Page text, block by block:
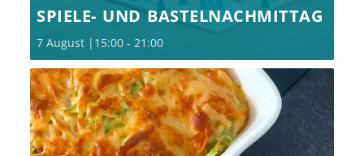
SPIELE- UND BASTELNACHMITTAG
7 August |15:00 - 21:00